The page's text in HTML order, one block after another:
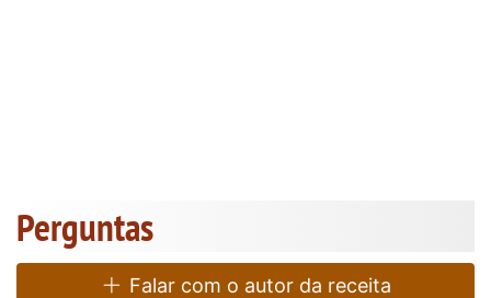
Perguntas
Falar com o autor da receita